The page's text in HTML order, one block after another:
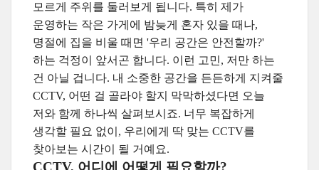
모르게 주위를 둘러보게 됩니다. 특히 제가
운영하는 작은 가게에 밤늦게 혼자 있을 때나,
명절에 집을 비울 때면 '우리 공간은 안전할까?'
하는 걱정이 앞서곤 합니다. 이런 고민, 저만 하는
건 아닐 겁니다. 내 소중한 공간을 든든하게 지켜줄
CCTV, 어떤 걸 골라야 할지 막막하셨다면 오늘
저와 함께 하나씩 살펴보시죠. 너무 복잡하게
생각할 필요 없이, 우리에게 딱 맞는 CCTV를
찾아보는 시간이 될 거예요.
CCTV, 어디에 어떻게 필요할까?